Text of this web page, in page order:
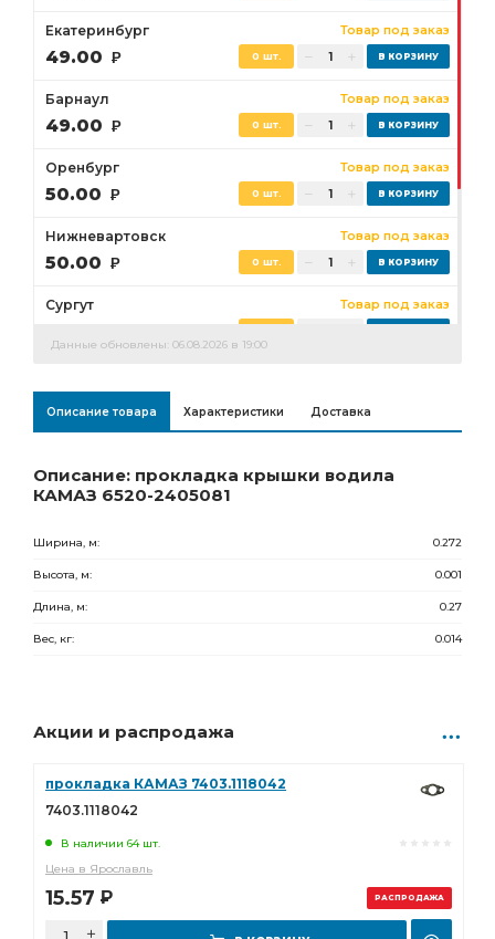
Екатеринбург Товар под заказ
49.00 Р 0 шт.
Барнаул Товар под заказ
49.00 Р 0 шт.
Оренбург Товар под заказ
50.00 Р 0 шт.
Нижневартовск Товар под заказ
50.00 Р 0 шт.
Сургут Товар под заказ
49.00 Р
Данные обновлены: 06.08.2026 в 19:00
Описание товара Характеристики Доставка
Описание: прокладка крышки водила
КАМАЗ 6520-2405081
Ширина, м: 0.272
Высота, м: 0.001
Длина, м: 0.27
Вес, кг: 0.014
Акции и распродажа
РАСПРОДАЖА
прокладка КАМАЗ 7403.1118042
7403.1118042
В наличии 64 шт.
Цена в Ярославль
15.57 Р